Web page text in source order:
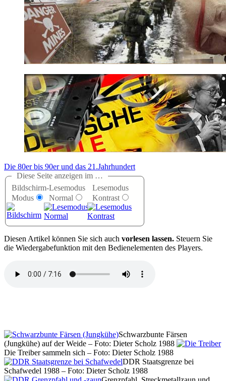
Die 80er bis 90er und das 21.Jahrhundert
Diese Seite anzeigen im …
Bildschirm-
Modus
Lesemodus
Normal
Lesemodus
Kontrast
Diesen Artikel können Sie sich auch vorlesen lassen. Steuern Sie
die Wiedergabefunktion mit den Bedienelementen des Players.
Schwarzbunte Färsen
(Jungkühe) auf der Weide – Foto: Dieter Scholz 1988
Die Treiber sammeln sich – Foto: Dieter Scholz 1988
DDR Staatsgrenze bei
Schafwedel 1988 – Foto: Dieter Scholz 1988